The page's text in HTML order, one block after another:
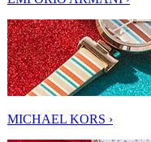
MICHAEL KORS ›